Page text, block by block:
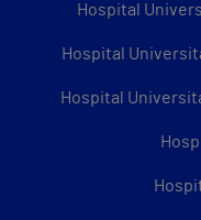
Hospital
Hospital
Hospital